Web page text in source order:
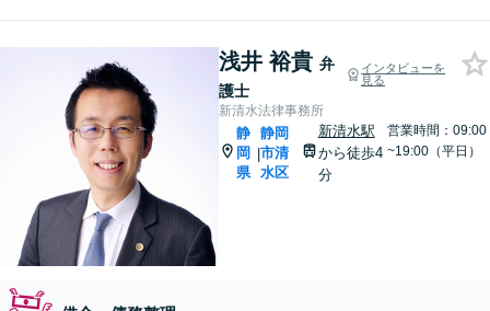
浅井 裕貴 弁
護士
インタビューを
見る
新清水法律事務所
静
岡
県
|
静岡
市清
水区
新清水駅
から徒歩4
分
営業時間：09:00
~19:00（平日）